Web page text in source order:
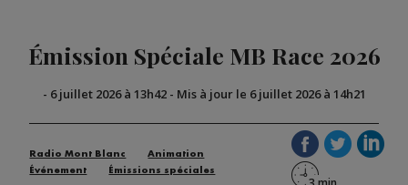
Émission Spéciale MB Race 2026
- 6 juillet 2026 à 13h42- Mis à jour le 6 juillet 2026 à 14h21
Radio Mont Blanc
Animation
Événement
Émissions spéciales